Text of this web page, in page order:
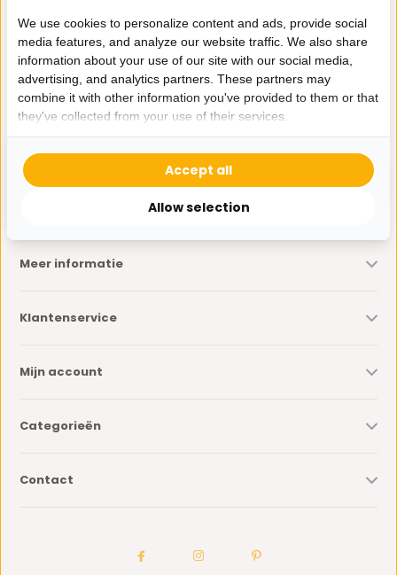
Ontvang de nieuwste aanbiedingen en promoties. We zullen
je niet spammen, beloofd.
Abonneer
Meer informatie
Klantenservice
Mijn account
Categorieën
Contact
We use cookies to personalize content and ads, provide social
media features, and analyze our website traffic. We also share
information about your use of our site with our social media,
advertising, and analytics partners. These partners may
combine it with other information you've provided to them or that
they've collected from your use of their services.
Allow selection
Accept all